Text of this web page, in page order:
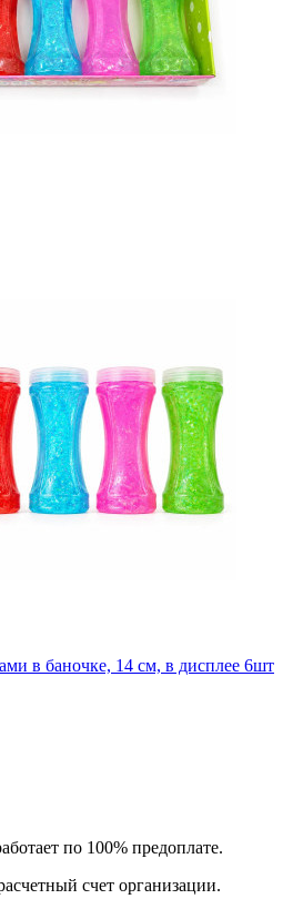
в баночке, 14 см, в дисплее 6шт
по 100% предоплате.
счет организации.